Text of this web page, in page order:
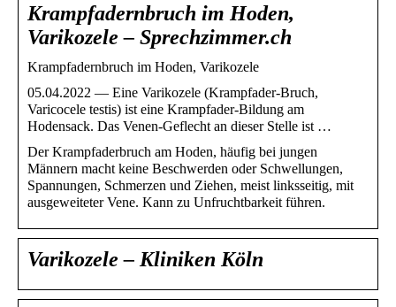
Krampfadernbruch im Hoden,
Varikozele – Sprechzimmer.ch
Krampfadernbruch im Hoden, Varikozele
05.04.2022 — Eine Varikozele (Krampfader-Bruch,
Varicocele testis) ist eine Krampfader-Bildung am
Hodensack. Das Venen-Geflecht an dieser Stelle ist …
Der Krampfaderbruch am Hoden, häufig bei jungen
Männern macht keine Beschwerden oder Schwellungen,
Spannungen, Schmerzen und Ziehen, meist linksseitig, mit
ausgeweiteter Vene. Kann zu Unfruchtbarkeit führen.
Varikozele – Kliniken Köln